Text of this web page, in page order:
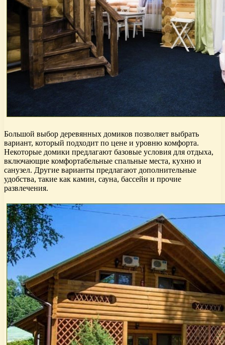
Большой выбор деревянных домиков позволяет выбрать
вариант, который подходит по цене и уровню комфорта.
Некоторые домики предлагают базовые условия для отдыха,
включающие комфортабельные спальные места, кухню и
санузел. Другие варианты предлагают дополнительные
удобства, такие как камин, сауна, бассейн и прочие
развлечения.